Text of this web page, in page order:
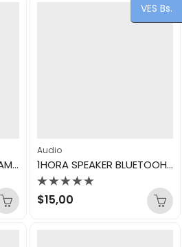
1HORA AUDIFONOS INALAMBRICOS TWS AUT205N
Audio
1HORA SPEAKER BLUETOOH BOC244
Valorado
con
$15,00
VES Bs.